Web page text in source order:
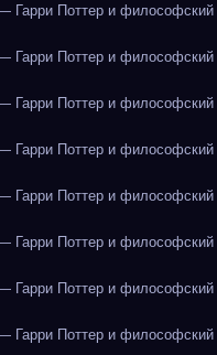
Гарри Поттер и философский
Гарри Поттер и философский
Гарри Поттер и философский
Гарри Поттер и философский
Гарри Поттер и философский
Гарри Поттер и философский
Гарри Поттер и философский
Гарри Поттер и философский